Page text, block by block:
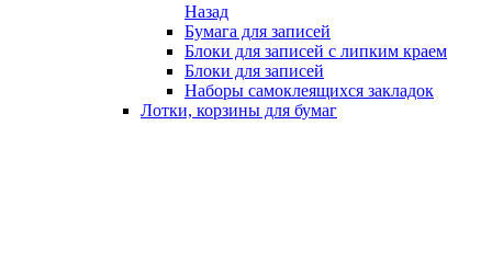
Назад
Бумага для записей
Блоки для записей с липким краем
Блоки для записей
Наборы самоклеящихся закладок
Лотки, корзины для бумаг